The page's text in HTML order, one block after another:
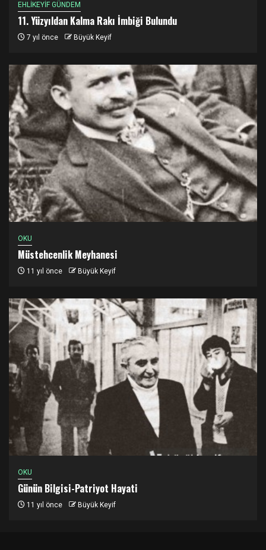
EHLİKEYİF GÜNDEM
11. Yüzyıldan Kalma Rakı İmbiği Bulundu
7 yıl önce Büyük Keyif
OKU
Müstehcenlik Meyhanesi
11 yıl önce Büyük Keyif
OKU
Günün Bilgisi-Patriyot Hayati
11 yıl önce Büyük Keyif